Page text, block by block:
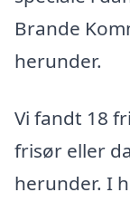
Brande
herunder.
Vi fandt 18
frisør eller
herunder. I